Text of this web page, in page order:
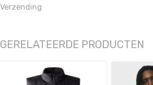
Verzending
GERELATEERDE PRODUCTEN